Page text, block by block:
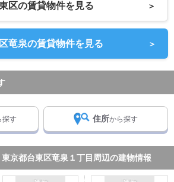
区の賃貸物件を見る ＞
竜泉の賃貸物件を見る ＞
探す 住所から探す
京都台東区竜泉１丁目周辺の建物情報